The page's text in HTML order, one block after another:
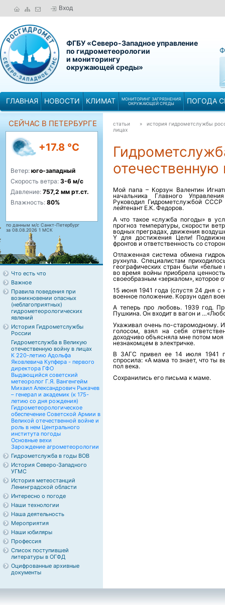
Вход
ФГБУ «Северо-Западное управление
по гидрометеорологии
и мониторингу
окружающей среды»
ГЛАВНАЯ НОВОСТИ КЛИМАТ
МОНИТОРИНГ ЗАГРЯЗНЕНИЯ
ОКРУЖАЮЩЕЙ СРЕДЫ
ПОГОДА
СЕЙЧАС В ПЕТЕРБУРГЕ
+17.8 °C
Ветер: юго-западный
Скорость ветра: 3-6 м/с
Давление: 757,2 мм рт.ст.
Влажность: 80%
по данным м/с Санкт-Петербург
за 08.08.2026 1 МСК
Что есть что
Важное
Правила поведения при
возникновении опасных
(неблагоприятных)
гидрометеорологических
явлений
История Гидрометслужбы
России
Гидрометслужба в Великую
отечественную войну в лицах
К 220-летию Адольфа
Яковлевича Купфера - первого
директора ГФО
Выдающийся советский
метеоролог Г.Я. Вангенгейм
Михаил Александрович Рыкачев
– генерал и академик (к 175-
летию со дня рождения)
Гидрометеорологическое
обеспечение Советской Армии в
Великой отечественной войне и
роль в нем Центрального
института погоды
Основные вехи
Зарождение агрометеорологии
Гидрометслужба в годы ВОВ
История Северо-Западного
УГМС
История метеостанций
Ленинградской области
Интересно о погоде
Наши технологии
Наша деятельность
Мероприятия
Наши юбиляры
Профессия
Список поступившей
литературы в ОГФД
Оцифрованные архивные
документы
статьи
» история гидрометслужбы
лицах
отечественную
Мой папа – Корзун Валентин
начальника Главного
Руководил Гидрометслужбой
лейтенант Е.К. Федоров.
А что такое «служба погоды» в
прогноз температуры, скорости
водных преградах, движения
Y для достижения Цели!
фронтов и ответственность со
Отлаженная система обмена
рухнула. Специалистам
географических стран были
во время войны приобрела
своеобразным «зеркалом», которое
15 июня 1941 года (спустя 24 дня
военное положение. Корзун одел
А теперь про любовь. 1939 год.
Пушкина. Он входит в вагон и
Ухаживал очень по-старомодному.
голосом, взял на себя
доходчиво объясняла мне потом
незнакомцем в электричке.
В ЗАГС привел ее 14 июля 1941
спросила: «А мама то знает, что ты
пол века.
Сохранились его письма к маме.